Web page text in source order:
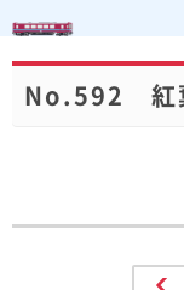
No.592 紅